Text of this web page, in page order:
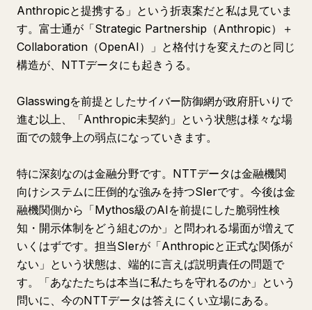
Anthropicと提携する」という折衷案だと私は見ていま
す。富士通が「Strategic Partnership（Anthropic）＋
Collaboration（OpenAI）」と格付けを変えたのと同じ
構造が、NTTデータにも起きうる。
Glasswingを前提としたサイバー防御網が政府肝いりで
進む以上、「Anthropic未契約」という状態は様々な場
面での競争上の弱点になっていきます。
特に深刻なのは金融分野です。NTTデータは金融機関
向けシステムに圧倒的な強みを持つSIerです。今後は金
融機関側から「Mythos級のAIを前提にした脆弱性検
知・開示体制をどう組むのか」と問われる場面が増えて
いくはずです。担当SIerが「Anthropicと正式な関係が
ない」という状態は、端的に言えば説明責任の問題で
す。「あなたたちは本当に私たちを守れるのか」という
問いに、今のNTTデータは答えにくい立場にある。